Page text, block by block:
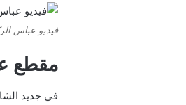
فيديو عباس
مقطع
في جديد